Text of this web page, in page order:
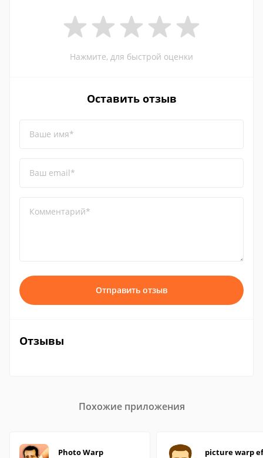
Нажмите, для быстрой оценки
Оставить отзыв
Ваше имя*
Ваш email*
Комментарий*
Отправить отзыв
Отзывы
Похожие приложения
Photo Warp picture warp